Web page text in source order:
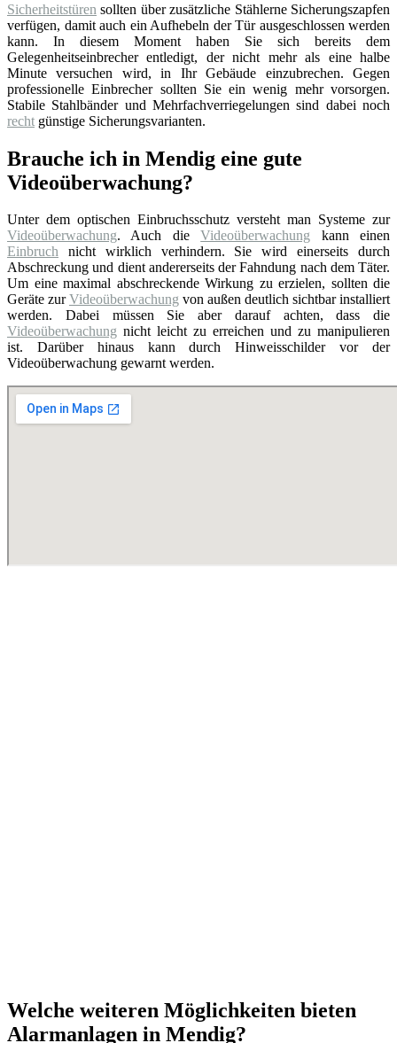
Sicherheitstüren sollten über zusätzliche Stählerne Sicherungszapfen
verfügen, damit auch ein Aufhebeln der Tür ausgeschlossen werden
kann. In diesem Moment haben Sie sich bereits dem
Gelegenheitseinbrecher entledigt, der nicht mehr als eine halbe
Minute versuchen wird, in Ihr Gebäude einzubrechen. Gegen
professionelle Einbrecher sollten Sie ein wenig mehr vorsorgen.
Stabile Stahlbänder und Mehrfachverriegelungen sind dabei noch
recht günstige Sicherungsvarianten.
Brauche ich in Mendig eine gute
Videoüberwachung?
Unter dem optischen Einbruchsschutz versteht man Systeme zur
Videoüberwachung. Auch dieVideoüberwachung kann einen
Einbruch nicht wirklich verhindern. Sie wird einerseits durch
Abschreckung und dient andererseits der Fahndung nach dem Täter.
Um eine maximal abschreckende Wirkung zu erzielen, sollten die
Geräte zurVideoüberwachung von außen deutlich sichtbar installiert
werden. Dabei müssen Sie aber darauf achten, dass die
Videoüberwachung nicht leicht zu erreichen und zu manipulieren
ist. Darüber hinaus kann durch Hinweisschilder vor der
Videoüberwachung gewarnt werden.
Welche weiteren Möglichkeiten bieten
Alarmanlagen in Mendig?